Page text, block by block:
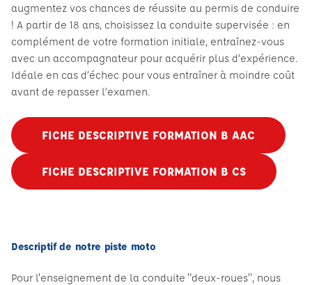
augmentez vos chances de réussite au permis de conduire
! A partir de 18 ans, choisissez la conduite supervisée : en
complément de votre formation initiale, entraînez-vous
avec un accompagnateur pour acquérir plus d’expérience.
Idéale en cas d’échec pour vous entraîner à moindre coût
avant de repasser l’examen.
FICHE DESCRIPTIVE FORMATION B AAC
FICHE DESCRIPTIVE FORMATION B CS
Descriptif de notre piste moto
Pour l'enseignement de la conduite "deux-roues", nous